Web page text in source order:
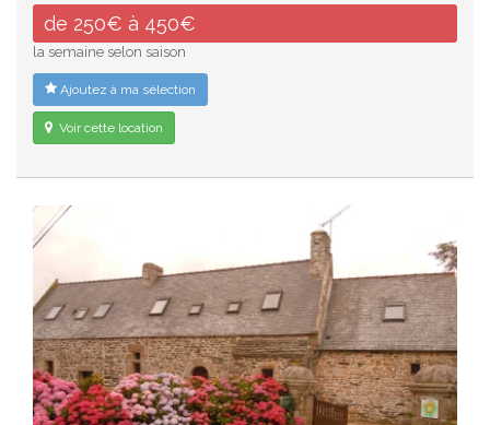
de 250€ à 450€
la semaine selon saison
Ajoutez à ma sélection
Voir cette location